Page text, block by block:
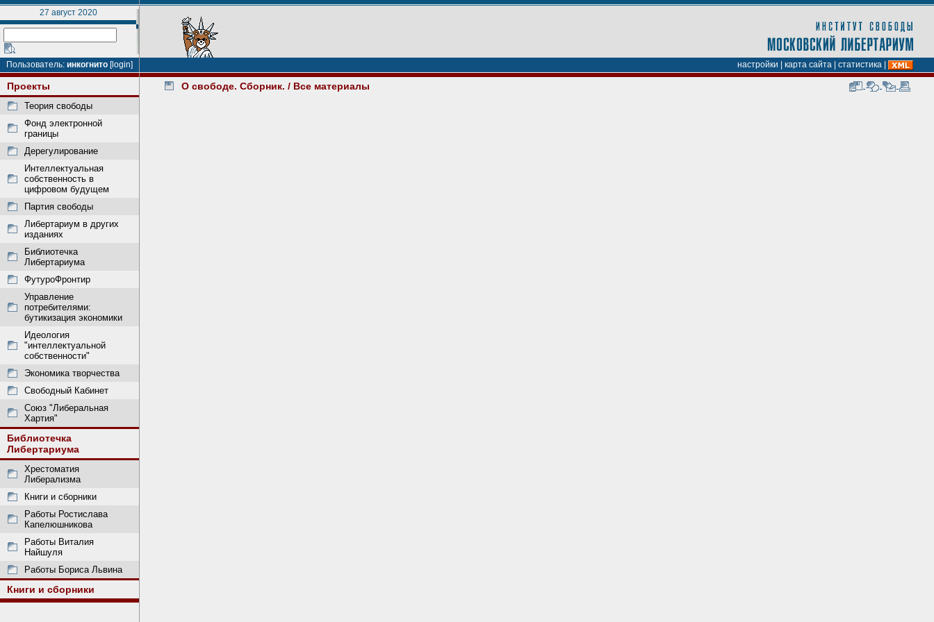
27 август 2020
Пользователь: инкогнито [login] настройки карта сайта статистика
Проекты
Теория свободы
Фонд электронной
границы
Дерегулирование
Интеллектуальная
собственность в
цифровом будущем
Партия свободы
Либертариум в других
изданиях
Библиотечка
Либертариума
ФутуроФронтир
Управление
потребителями:
бутикизация экономики
Идеология
"интеллектуальной
собственности"
Экономика творчества
Свободный Кабинет
Союз "Либеральная
Хартия"
Библиотечка
Либертариума
Хрестоматия
Либерализма
Книги и сборники
Работы Ростислава
Капелюшникова
Работы Виталия
Найшуля
Работы Бориса Львина
Книги и сборники
О свободе. Сборник. / Все материалы